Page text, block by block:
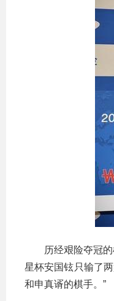
历经艰险夺冠
星杯安国铉只输了
和申真谞的棋手。”